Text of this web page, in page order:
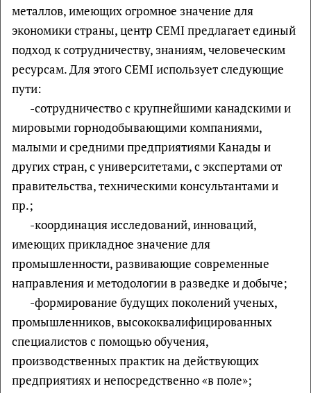
металлов, имеющих огромное значение для
экономики страны, центр CEMI предлагает единый
подход к сотрудничеству, знаниям, человеческим
ресурсам. Для этого CEMI использует следующие
пути:
-сотрудничество с крупнейшими канадскими и
мировыми горнодобывающими компаниями,
малыми и средними предприятиями Канады и
других стран, с университетами, с экспертами от
правительства, техническими консультантами и
пр.;
-координация исследований, инноваций,
имеющих прикладное значение для
промышленности, развивающие современные
направления и методологии в разведке и добыче;
-формирование будущих поколений ученых,
промышленников, высококвалифицированных
специалистов с помощью обучения,
производственных практик на действующих
предприятиях и непосредственно «в поле»;